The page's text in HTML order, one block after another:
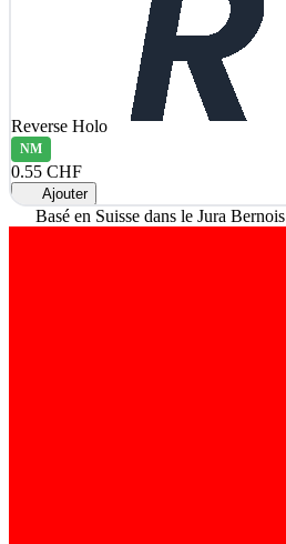
Reverse Holo
NM
0.55 CHF
Ajouter
Basé en Suisse dans le Jura Bernois